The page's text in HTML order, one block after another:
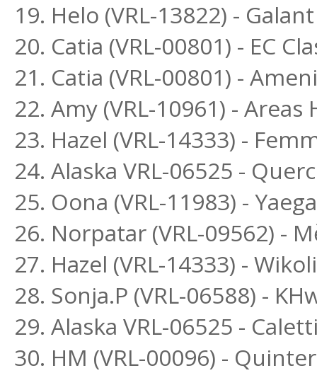
19. Helo (VRL-13822) -
20. Catia (VRL-00801) - EC
21. Catia (VRL-00801) -
22. Amy (VRL-10961) - Areas
23. Hazel (VRL-14333) -
24. Alaska VRL-06525 -
25. Oona (VRL-11983) -
26. Norpatar (VRL-09562) -
27. Hazel (VRL-14333) -
28. Sonja.P (VRL-06588) -
29. Alaska VRL-06525 -
30. HM (VRL-00096) -